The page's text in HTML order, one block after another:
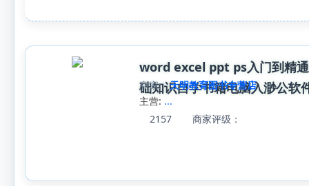
word excel ppt ps入门到精
础知识自学书籍电脑入渺公软
商家:
天明教育图书专营店
主营: ...
2157
商家评级：